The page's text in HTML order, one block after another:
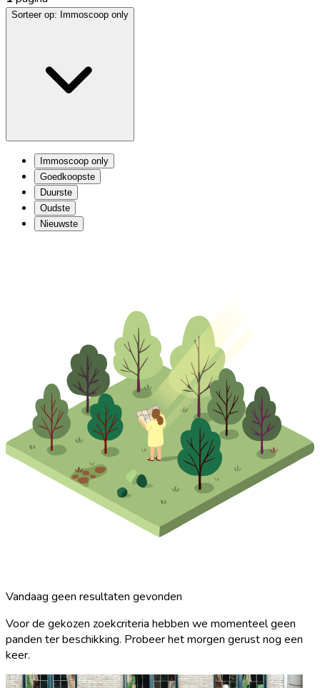
Sorteer op: Immoscoop only
Immoscoop only
Goedkoopste
Duurste
Oudste
Nieuwste
Vandaag geen resultaten gevonden
Voor de gekozen zoekcriteria hebben we momenteel geen
panden ter beschikking. Probeer het morgen gerust nog een
keer.